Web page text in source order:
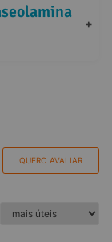
+
QUERO AVALIAR